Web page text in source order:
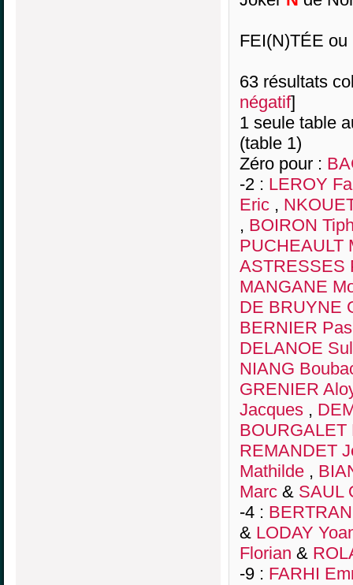
FEI(N)TÉE
63 résultats
négatif]
1 seule table
(table 1)
Zéro pour :
-2 : LEROY
Eric ,
, BOIRON
PUCHEAULT
ASTRESSES
MANGANE
DE BRUYNE
BERNIER
DELANOE
NIANG
GRENIER
Jacques ,
BOURGALET
REMANDET
Mathilde ,
Marc & SAUL
-4 :
& LODAY
Florian &
-9 : FARHI